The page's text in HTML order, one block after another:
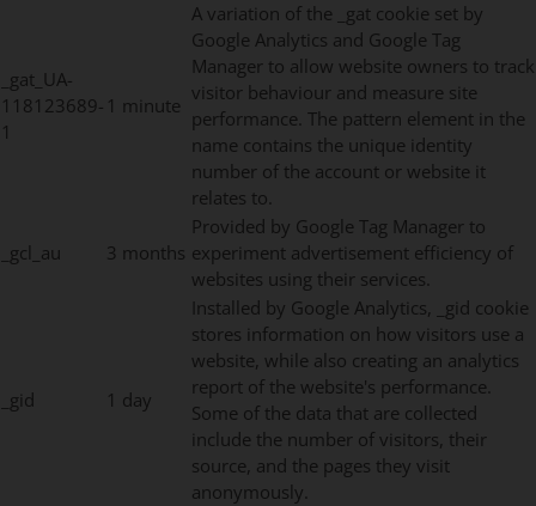
_gat_UA-
118123689-
1
1 minute
A variation of the _gat cookie set by
Google Analytics and Google Tag
Manager to allow website owners to track
visitor behaviour and measure site
performance. The pattern element in the
name contains the unique identity
number of the account or website it
relates to.
_gcl_au 3 months
Provided by Google Tag Manager to
experiment advertisement efficiency of
websites using their services.
_gid 1 day
Installed by Google Analytics, _gid cookie
stores information on how visitors use a
website, while also creating an analytics
report of the website's performance.
Some of the data that are collected
include the number of visitors, their
source, and the pages they visit
anonymously.